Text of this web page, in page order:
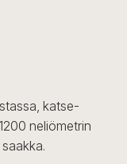
katse-
neliömetrin